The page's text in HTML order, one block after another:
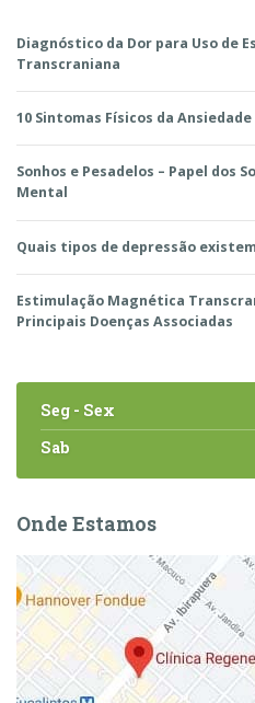
Diagnóstico da Dor para Uso de
Transcraniana
10 Sintomas Físicos da Ansiedade
Sonhos e Pesadelos – Papel dos
Mental
Quais tipos de depressão
Estimulação Magnética
Principais Doenças Associadas
Seg - Sex
Sab
Onde Estamos